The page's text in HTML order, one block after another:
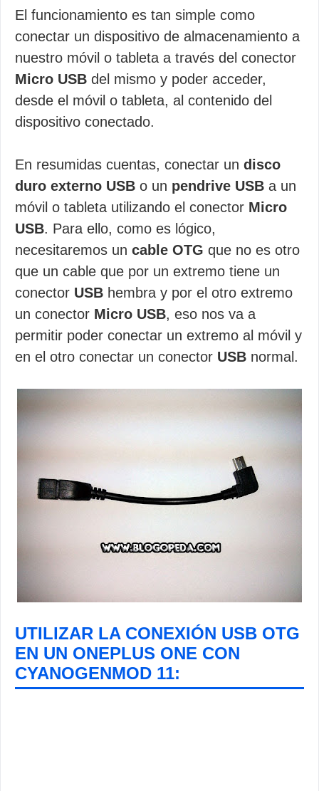
El funcionamiento es tan simple como
conectar un dispositivo de almacenamiento a
nuestro móvil o tableta a través del conector
Micro USB del mismo y poder acceder,
desde el móvil o tableta, al contenido del
dispositivo conectado.
En resumidas cuentas, conectar un disco
duro externo USB o un pendrive USB a un
móvil o tableta utilizando el conector Micro
USB. Para ello, como es lógico,
necesitaremos un cable OTG que no es otro
que un cable que por un extremo tiene un
conector USB hembra y por el otro extremo
un conector Micro USB, eso nos va a
permitir poder conectar un extremo al móvil y
en el otro conectar un conector USB normal.
UTILIZAR LA CONEXIÓN USB OTG
EN UN ONEPLUS ONE CON
CYANOGENMOD 11: